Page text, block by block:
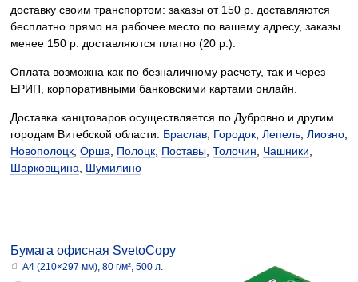
доставку своим транспортом: заказы от 150 р. доставляются
бесплатно прямо на рабочее место по вашему адресу, заказы
менее 150 р. доставляются платно (20 р.).
Оплата возможна как по безналичному расчету, так и через
ЕРИП, корпоративными банковскими картами онлайн.
Доставка канцтоваров осуществляется по Дубровно и другим
городам Витебской области: Браслав Городок Лепель Лиозно
Новополоцк Орша Полоцк Поставы Толочин Чашники
Шарковщина
Шумилино
Бумага офисная SvetoCopy
А4 (210×297 мм), 80 г/м², 500 л.